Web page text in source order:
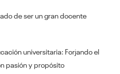
de ser un gran docente
universitaria: Forjando el
pasión y propósito